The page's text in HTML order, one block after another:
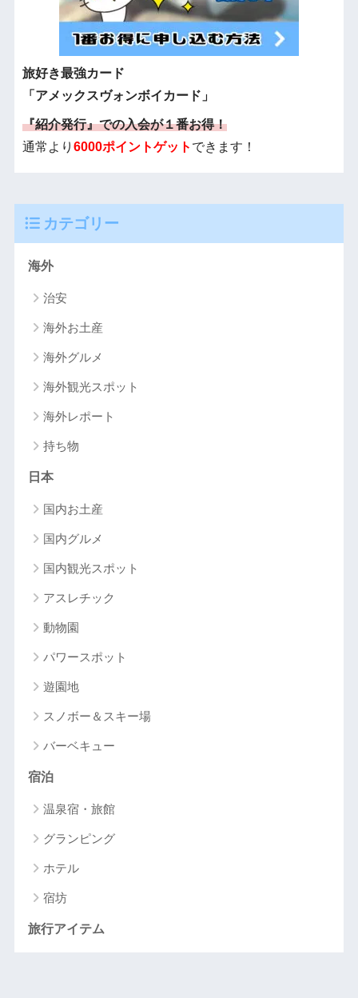
旅好き最強カード
「アメックスヴォンボイカード」
『紹介発行』での入会が１番お得！
通常より 6000ポイントゲット できます！
カテゴリー
海外
治安
海外お土産
海外グルメ
海外観光スポット
海外レポート
持ち物
日本
国内お土産
国内グルメ
国内観光スポット
アスレチック
動物園
パワースポット
遊園地
スノボー＆スキー場
バーベキュー
宿泊
温泉宿・旅館
グランピング
ホテル
宿坊
旅行アイテム